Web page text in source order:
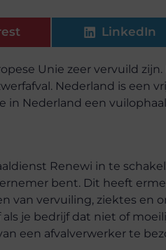
LinkedIn
Unie zeer vervuild
Nederland is een
in Nederland een
Renewi in te
bent. Dit heeft
van vervuiling, ziektes en
je bedrijf dat niet of
een afvalverwerker te